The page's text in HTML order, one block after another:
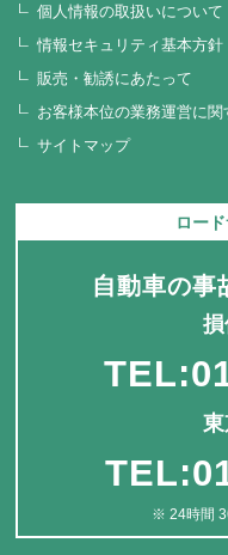
個人情報の取扱いについて
情報セキュリティ基本方針
販売・勧誘にあたって
お客様本位の業務運営に関
サイトマップ
ロー
自動車の事